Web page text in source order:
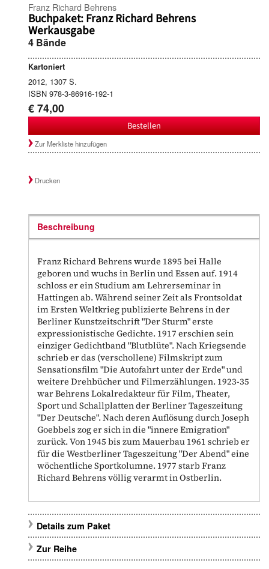
Franz Richard Behrens
Buchpaket: Franz Richard Behrens
Werkausgabe
4 Bände
Kartoniert
2012, 1307 S.
ISBN 978-3-86916-192-1
€ 74,00
Bestellen
Zur Merkliste hinzufügen
Drucken
Beschreibung
Franz Richard Behrens wurde 1895 bei Halle
geboren und wuchs in Berlin und Essen auf. 1914
schloss er ein Studium am Lehrerseminar in
Hattingen ab. Während seiner Zeit als Frontsoldat
im Ersten Weltkrieg publizierte Behrens in der
Berliner Kunstzeitschrift "Der Sturm" erste
expressionistische Gedichte. 1917 erschien sein
einziger Gedichtband "Blutblüte". Nach Kriegsende
schrieb er das (verschollene) Filmskript zum
Sensationsfilm "Die Autofahrt unter der Erde" und
weitere Drehbücher und Filmerzählungen. 1923-35
war Behrens Lokalredakteur für Film, Theater,
Sport und Schallplatten der Berliner Tageszeitung
"Der Deutsche". Nach deren Auflösung durch Joseph
Goebbels zog er sich in die "innere Emigration"
zurück. Von 1945 bis zum Mauerbau 1961 schrieb er
für die Westberliner Tageszeitung "Der Abend" eine
wöchentliche Sportkolumne. 1977 starb Franz
Richard Behrens völlig verarmt in Ostberlin.
Details zum Paket
Zur Reihe